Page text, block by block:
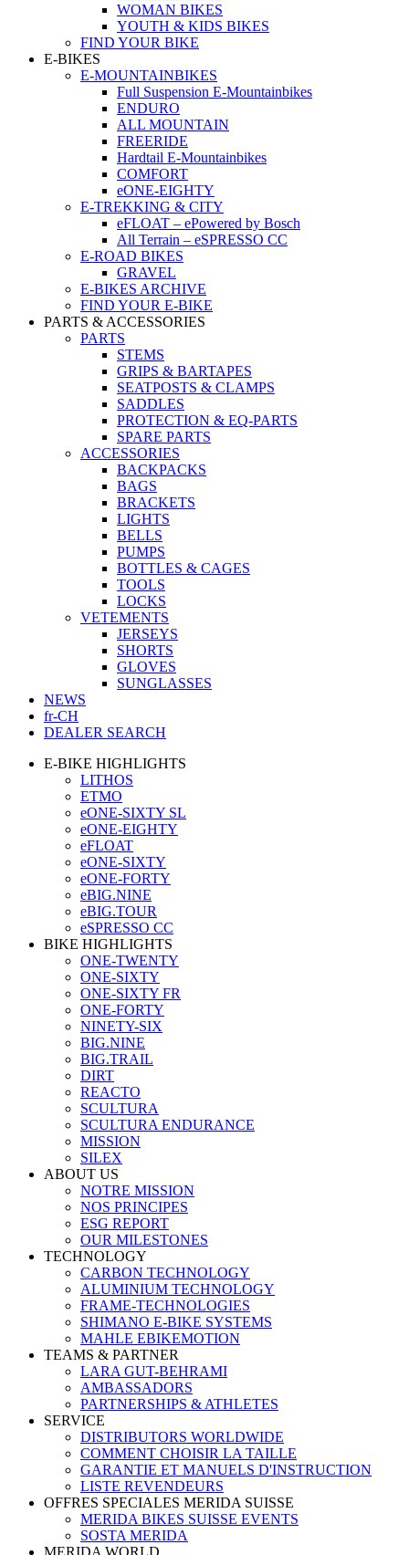
WOMAN BIKES
YOUTH & KIDS BIKES
FIND YOUR BIKE
E-BIKES
E-MOUNTAINBIKES
Full Suspension E-Mountainbikes
ENDURO
ALL MOUNTAIN
FREERIDE
Hardtail E-Mountainbikes
COMFORT
eONE-EIGHTY
E-TREKKING & CITY
eFLOAT – ePowered by Bosch
All Terrain – eSPRESSO CC
E-ROAD BIKES
GRAVEL
E-BIKES ARCHIVE
FIND YOUR E-BIKE
PARTS & ACCESSORIES
PARTS
STEMS
GRIPS & BARTAPES
SEATPOSTS & CLAMPS
SADDLES
PROTECTION & EQ-PARTS
SPARE PARTS
ACCESSORIES
BACKPACKS
BAGS
BRACKETS
LIGHTS
BELLS
PUMPS
BOTTLES & CAGES
TOOLS
LOCKS
VETEMENTS
JERSEYS
SHORTS
GLOVES
SUNGLASSES
NEWS
fr-CH
DEALER SEARCH
E-BIKE HIGHLIGHTS
LITHOS
ETMO
eONE-SIXTY SL
eONE-EIGHTY
eFLOAT
eONE-SIXTY
eONE-FORTY
eBIG.NINE
eBIG.TOUR
eSPRESSO CC
BIKE HIGHLIGHTS
ONE-TWENTY
ONE-SIXTY
ONE-SIXTY FR
ONE-FORTY
NINETY-SIX
BIG.NINE
BIG.TRAIL
DIRT
REACTO
SCULTURA
SCULTURA ENDURANCE
MISSION
SILEX
ABOUT US
NOTRE MISSION
NOS PRINCIPES
ESG REPORT
OUR MILESTONES
TECHNOLOGY
CARBON TECHNOLOGY
ALUMINIUM TECHNOLOGY
FRAME-TECHNOLOGIES
SHIMANO E-BIKE SYSTEMS
MAHLE EBIKEMOTION
TEAMS & PARTNER
LARA GUT-BEHRAMI
AMBASSADORS
PARTNERSHIPS & ATHLETES
SERVICE
DISTRIBUTORS WORLDWIDE
COMMENT CHOISIR LA TAILLE
GARANTIE ET MANUELS D'INSTRUCTION
LISTE REVENDEURS
OFFRES SPECIALES MERIDA SUISSE
MERIDA BIKES SUISSE EVENTS
SOSTA MERIDA
MERIDA WORLD